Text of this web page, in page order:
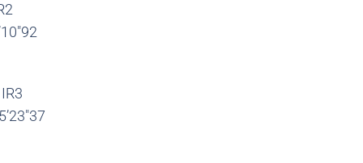
IR3